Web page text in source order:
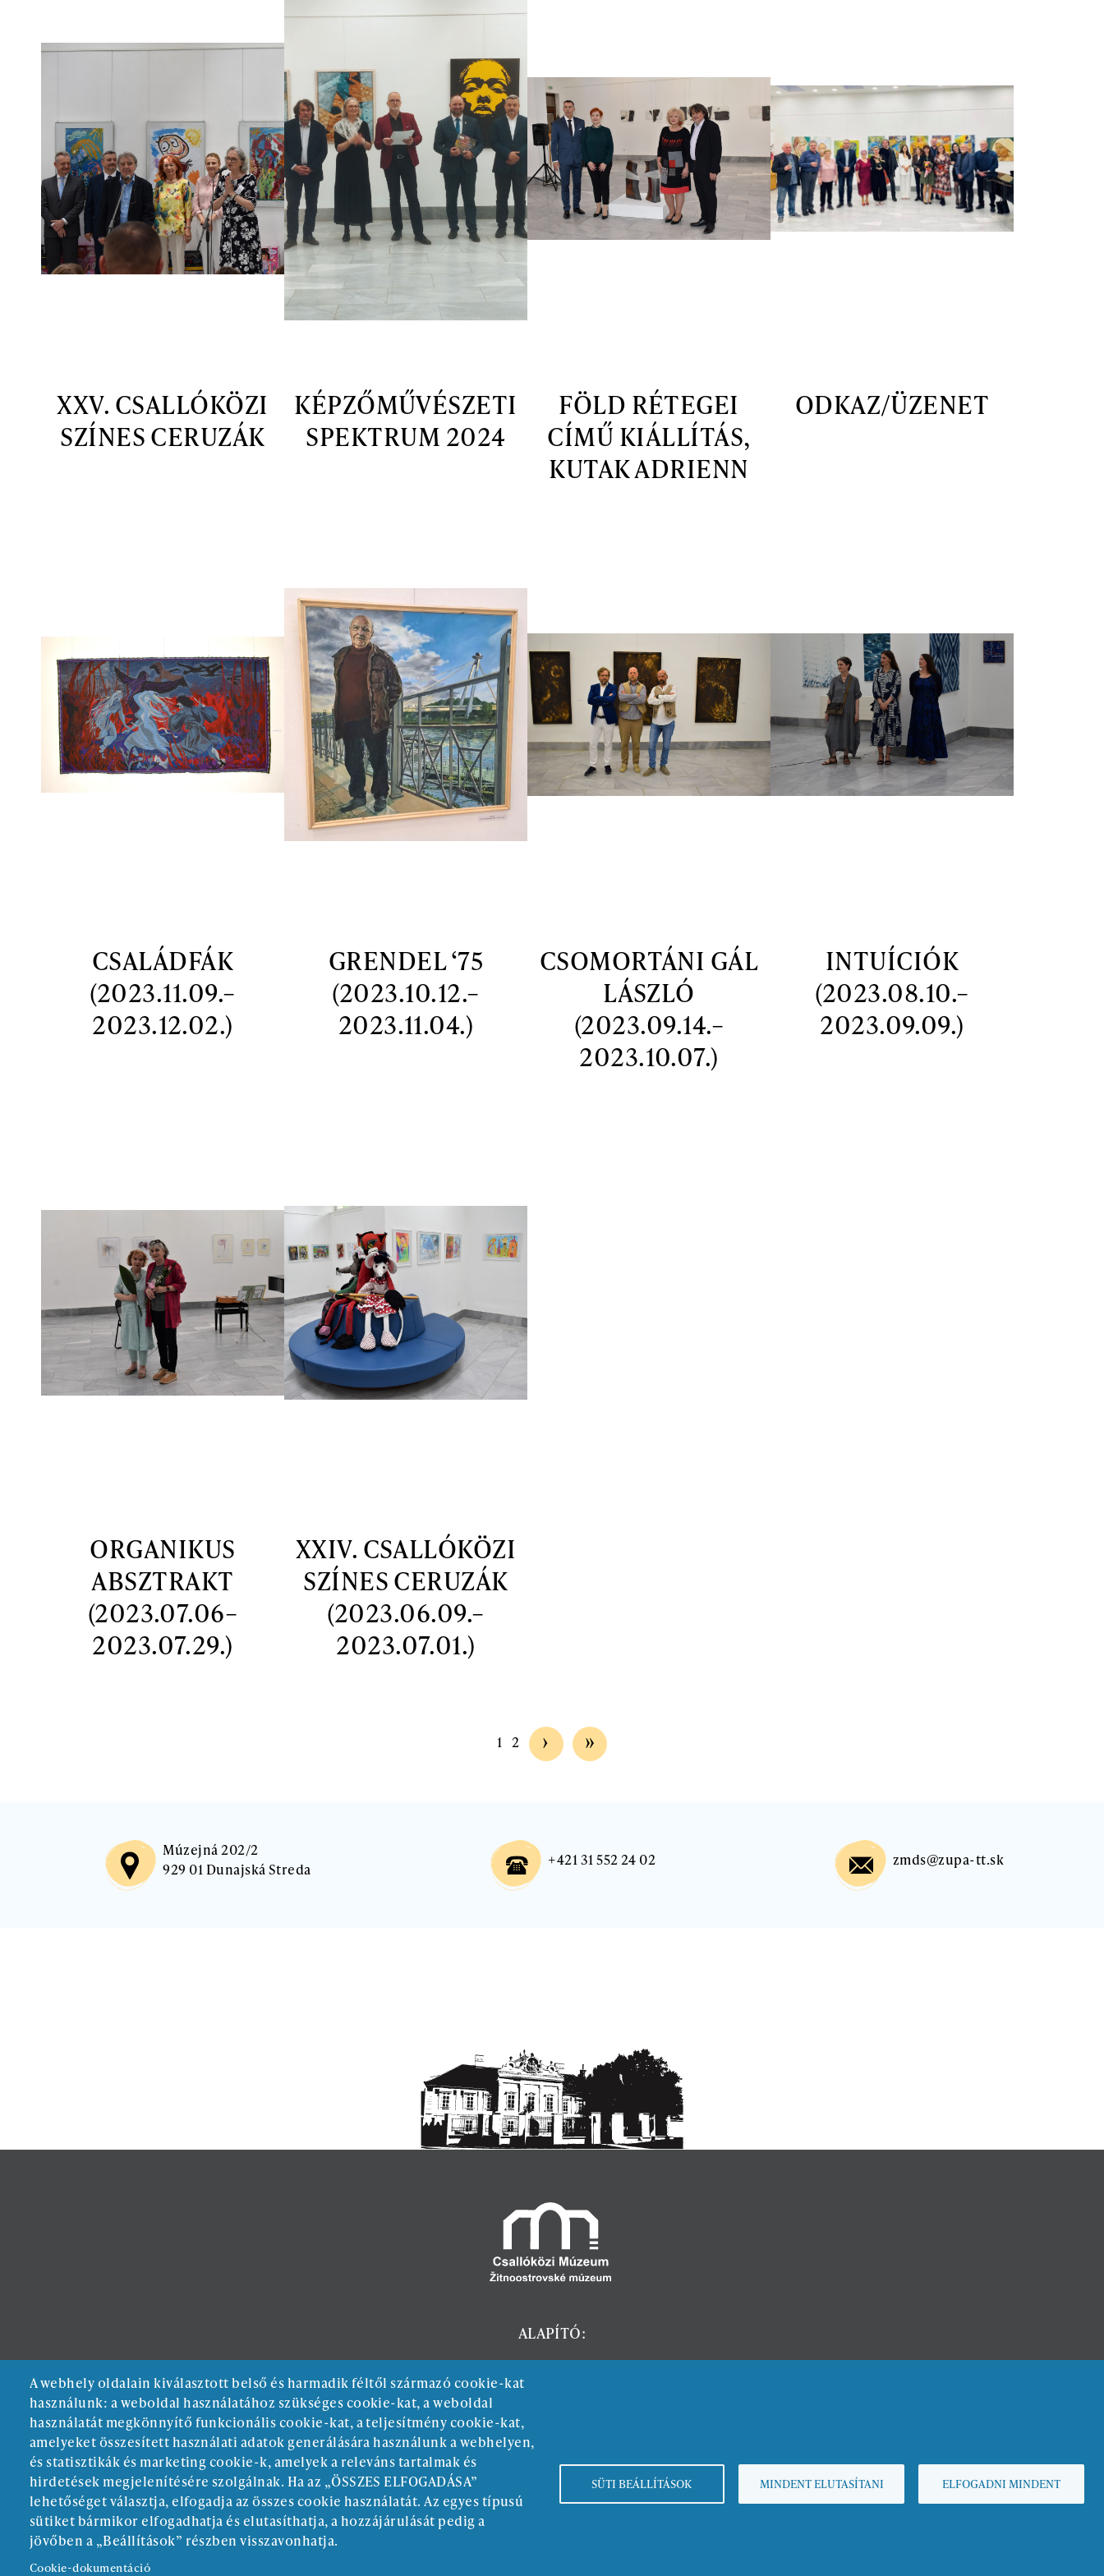
XXV. CSALLÓKÖZI
SZÍNES CERUZÁK
KÉPZŐMŰVÉSZETI
SPEKTRUM 2024
FÖLD RÉTEGEI
CÍMŰ KIÁLLÍTÁS,
KUTAK ADRIENN
ODKAZ/ÜZENET
CSALÁDFÁK
(2023.11.09.–
2023.12.02.)
GRENDEL ‘75
(2023.10.12.–
2023.11.04.)
CSOMORTÁNI GÁL
LÁSZLÓ
(2023.09.14.–
2023.10.07.)
INTUÍCIÓK
(2023.08.10.–
2023.09.09.)
ORGANIKUS
ABSZTRAKT
(2023.07.06–
2023.07.29.)
XXIV. CSALLÓKÖZI
SZÍNES CERUZÁK
(2023.06.09.–
2023.07.01.)
Jelenlegi
1 Oldal
2 Következő
oldal
›
Utolsó
oldal
»
A webhely oldalain kiválasztott belső és harmadik féltől származó cookie-kat
használunk: a weboldal használatához szükséges cookie-kat, a weboldal
használatát megkönnyítő funkcionális cookie-kat, a teljesítmény cookie-kat,
amelyeket összesített használati adatok generálására használunk a webhelyen,
és statisztikák és marketing cookie-k, amelyek a releváns tartalmak és
hirdetések megjelenítésére szolgálnak. Ha az „ÖSSZES ELFOGADÁSA”
lehetőséget választja, elfogadja az összes cookie használatát. Az egyes típusú
sütiket bármikor elfogadhatja és elutasíthatja, a hozzájárulását pedig a
jövőben a „Beállítások” részben visszavonhatja.
Cookie-dokumentáció
SÜTI BEÁLLÍTÁSOK MINDENT ELUTASÍTANI ELFOGADNI MINDENT
Múzejná 202/2
929 01 Dunajská Streda
+421 31 552 24 02 zmds@zupa-tt.sk
ALAPÍTÓ:
Kötelező közzététel
Adatvédelmi nyilatkozat